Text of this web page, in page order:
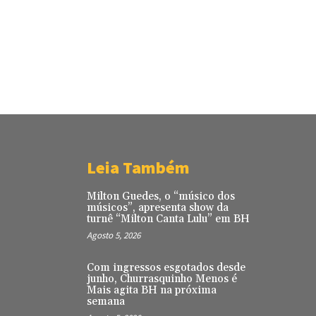
Leia Também
Milton Guedes, o “músico dos
músicos”, apresenta show da
turnê “Milton Canta Lulu” em BH
Agosto 5, 2026
Com ingressos esgotados desde
junho, Churrasquinho Menos é
Mais agita BH na próxima
semana